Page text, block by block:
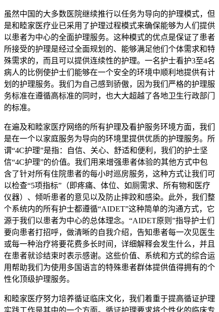
虽然中国的大多数医院继续推行以任务为导向的护理模式，但
是和睦家医疗业已采用了护理过程模式来确保能够为人们提供
以患者为中心的全面护理服务。这种模式的优点是保证了患者
所接受的护理是经过全面规划的、能够满足他们个体需求和特
殊需求的，而且可以提供连续性的护理。一名护士看护3至4名
病人的比例使护士们能够在一个安全的环境中顺利地提供有计
划的护理服务。我们为自己感到骄傲，因为我们严格的护理服
务标准在遵循高标准的同时，也大大超越了各地卫生行政部门
的标准。
在遍及和睦家医疗网络的所有护理及看护服务环境方面，我们
是在一个以家庭服务为导向的环境里提供优质的护理服务。所
谓“4C护理”是指：自信、关心、舒适和便利，我们的护士坚
信“4C护理”的价值。我们用来增强患者体验的其他方式中包
含了针对所有住院患者的每小时巡房服务，这种方式让我们可
以检查“5项指标”（即疼痛、体位、如厕需求、所有物和医疗
仪器）、倾听患者的意见以及防止摔跤和感染。此外，我们整
个系统内的所有护士都遵循“AIDET”这种简单的沟通方式，它
源于我们以患者为中心的总体理念。“AIDET原则”指导护士们
要向患者打招呼，做清晰的自我介绍，告知患者每一次见医生
或每一种治疗将要花费多长时间，详细解释会发生什么，并且
在患者就诊结束时表示感谢。这些价值、系统和方式的综合运
用帮助我们为使用多国语言的特殊患者群体提供值得拥有的个
性化顶级护理服务。
和睦家医疗努力培养循证临床文化，我们着重于提高循证护理
实践工作是其中的一个方面。循证护理要求将个性化的临床专